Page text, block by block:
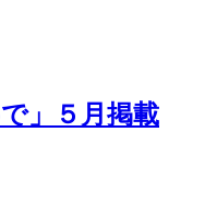
」５月掲載